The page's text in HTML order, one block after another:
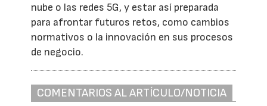
nube o las redes 5G, y estar así preparada
para afrontar futuros retos, como cambios
normativos o la innovación en sus procesos
de negocio.
COMENTARIOS AL ARTÍCULO/NOTICIA